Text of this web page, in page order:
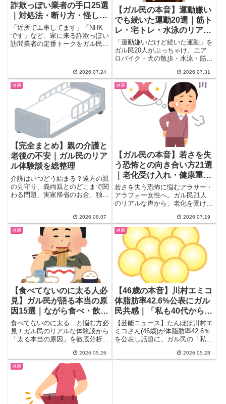
詐欺っぽい業者の手口25選
｜対処法・断り方・怪しい
サインまとめ
「近所で工事してます」「NHK
です」など、家に来る詐欺っぽい
訪問業者の定番トークをガル民の
や詐欺を賢く撃退する知恵が満
載。今日から使える防犯のコツも
紹介します。
2026.07.24
【ガル民の本音】運動嫌い
でも続いた運動20選｜筋ト
レ・宅トレ・水泳のリアル
な声
「運動嫌いだけど続いた運動」を
ガル民20人がぶっちゃけ。エア
ロバイク・犬の散歩・水泳・筋ト
ら挫折した本音までリアルな体験
談で徹底解説。ジム不要の宅トレ
アイデアや、運動が苦手な人でも
継続できたコツをまとめて紹介し
ます。
2026.07.31
健康
【完全まとめ】親の介護と
老後の不安｜ガル民のリア
ル体験談を総整理
介護はいつどう始まる？遠方の親
の見守り、義両親とのどこまで関
わる問題、実家帰省のお金、独身
をテーマ別に完全整理した保存版
まとめ。40〜50代の『そろそろ
親も』という不安に備えるための
入り口ガイドです。
2026.08.07
健康
【ガル民の本音】若さを失
う恐怖との向き合い方21選
｜老化受け入れ・健康重視
のリアル体験談
若さを失う恐怖に悩むアラサー・
アラフォー女性へ。ガル民21人
のリアルな声から、老化を受け入
ト、老化を遅らせるスキンケアの
実践例、結婚や出産で執着が消え
た体験談まで、検索しても出てこ
ないリアルな本音を一気にまとめ
ました。
2026.07.19
健康
【食べてないのに太る人必
見】ガル民が語る本当の原
因15選｜ながら食べ・飲み
物カロリー・間食のノーカ
ン問題
食べてないのに太る…と悩む方必
見！ガル民のリアルな体験談から
「太る本当の原因」を徹底分析。
ー・間食ノーカン理論・飢餓スイ
ッチまで15パターンを紹介。甘
いラテをやめただけで4ヶ月4キ
ロ減の成功体験も掲載。
2026.05.26
健康
【46歳の本音】川村エミコ
体脂肪率42.6%公表にガル
民共感｜「私も40代から減
らない」リアル
【芸能ニュース】たんぽぽ川村エ
ミコさん(46歳)が体脂肪率42.6％
を公表し話題に。ガル民の「私も
半から40代女性が体重・体脂肪
2026.05.28
健康